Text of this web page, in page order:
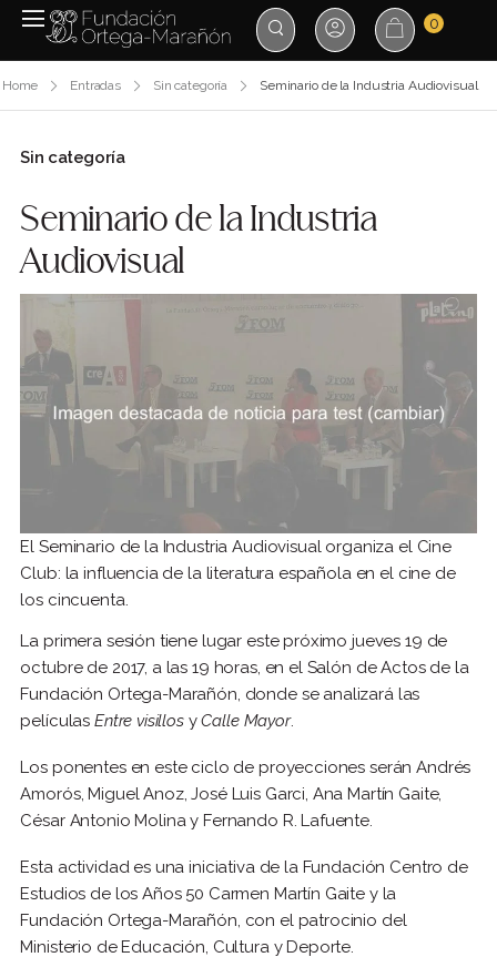
0
Home Entradas Sin categoría Seminario de la Industria Audiovisual
Sin categoría
Seminario de la Industria
Audiovisual
El Seminario de la Industria Audiovisual organiza el Cine
Club: la influencia de la literatura española en el cine de
los cincuenta.
La primera sesión tiene lugar este próximo jueves 19 de
octubre de 2017, a las 19 horas, en el Salón de Actos de la
Fundación Ortega-Marañón, donde se analizará las
películas Entre visillosyCalle Mayor.
Los ponentes en este ciclo de proyecciones serán Andrés
Amorós, Miguel Anoz, José Luis Garci, Ana Martín Gaite,
César Antonio Molina y Fernando R. Lafuente.
Esta actividad es una iniciativa de la Fundación Centro de
Estudios de los Años 50 Carmen Martín Gaite y la
Fundación Ortega-Marañón, con el patrocinio del
Ministerio de Educación, Cultura y Deporte.